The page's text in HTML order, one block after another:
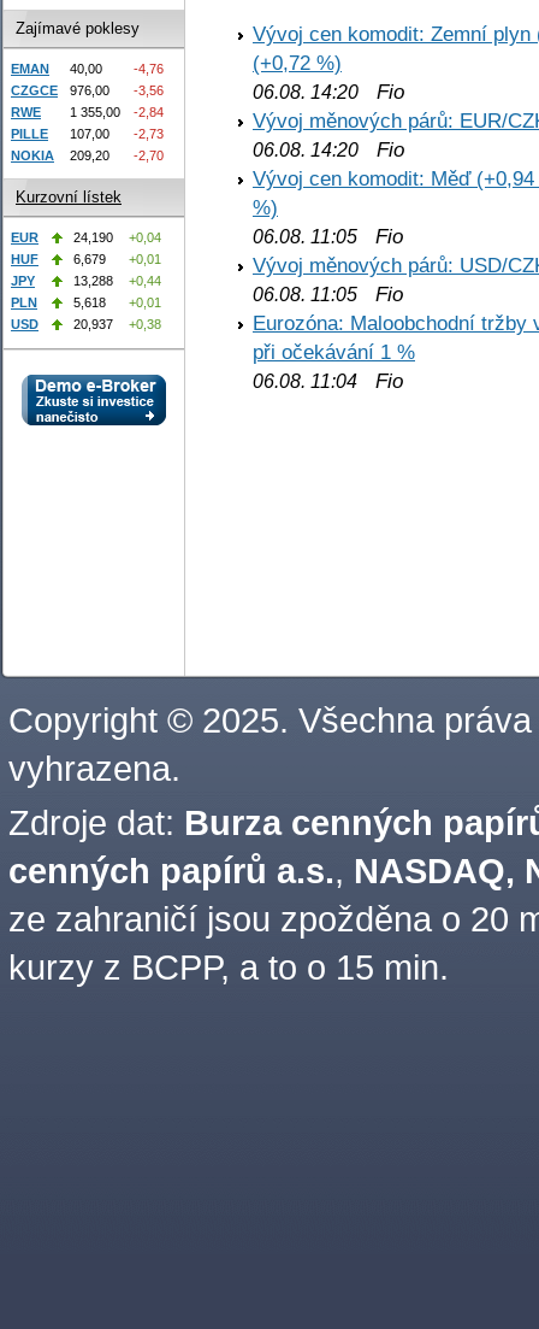
Vývoj cen komodit: Zemní
(+0,72 %)
06.08. 14:20 Fio
Vývoj měnových párů: EUR/
06.08. 14:20 Fio
Vývoj cen komodit: Měď
%)
06.08. 11:05 Fio
Vývoj měnových párů: USD/
06.08. 11:05 Fio
Eurozóna: Maloobchodní
při očekávání 1 %
06.08. 11:04 Fio
Zajímavé poklesy
EMAN 40,00
-4,76
CZGCE
976,00
-3,56
RWE
1 355,00
-2,84
PILLE
107,00
-2,73
NOKIA
209,20 -2,70
Kurzovní lístek
EUR 24,190
+0,04
HUF
6,679
+0,01
JPY
13,288
+0,44
PLN
5,618
+0,01
USD
20,937 +0,38
Copyright © 2025. Všechna práva
vyhrazena.
Zdroje dat: Burza cenných
cenných papírů a.s., NASDAQ,
ze zahraničí jsou zpožděna o 20
kurzy z BCPP, a to o 15 min.